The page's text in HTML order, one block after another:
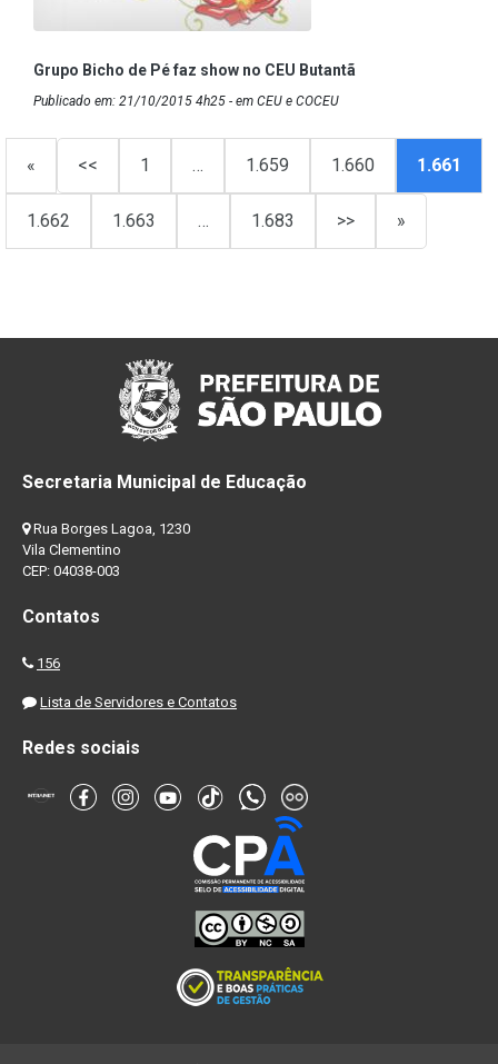
Grupo Bicho de Pé faz show no CEU Butantã
Publicado em: 21/10/2015 4h25 - em CEU e COCEU
« << 1 … 1.659 1.660 1.661
1.662 1.663 … 1.683 >> »
Secretaria Municipal de Educação
Rua Borges Lagoa, 1230
Vila Clementino
CEP: 04038-003
Contatos
156
Lista de Servidores e Contatos
Redes sociais